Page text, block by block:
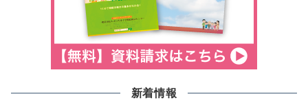
新着情報